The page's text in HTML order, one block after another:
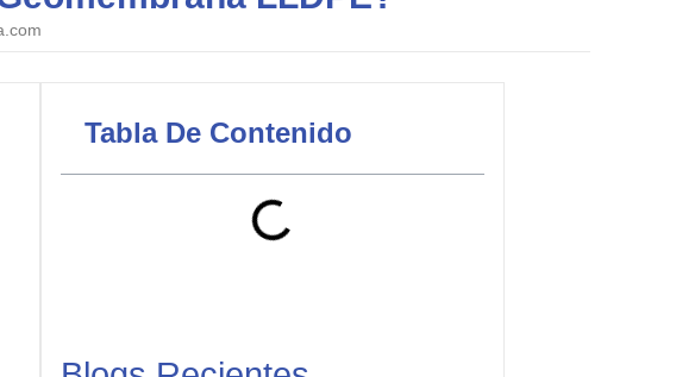
Tabla De Contenido